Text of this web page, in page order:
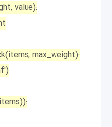
value):
max_weight):